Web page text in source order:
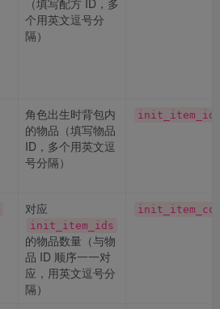
个用英文逗号分
隔）
角色出生时背包内
的物品（填写物品
ID，多个用英文逗
号分隔）
对应
init_item_ids
的物品数量（与物
品 ID 顺序一一对
应，用英文逗号分
隔）